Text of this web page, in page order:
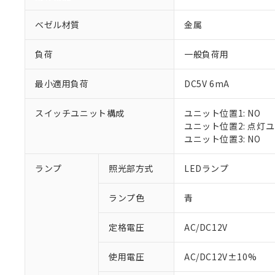
ベゼル材質 金属
負荷 一般負荷用
最小適用負荷 DC5V 6mA
スイッチユニット構成
ユニット位置1: NO
ユニット位置2: 点灯
ユニット位置3: NO
ランプ 照光部方式 LEDランプ
ランプ色 青
定格電圧 AC/DC12V
使用電圧 AC/DC12V±10%
ご利用条件
※1 対応状況
調査・確認中：
非該当品：ライセ
仕入先様の事情に
があります。
※1 中国